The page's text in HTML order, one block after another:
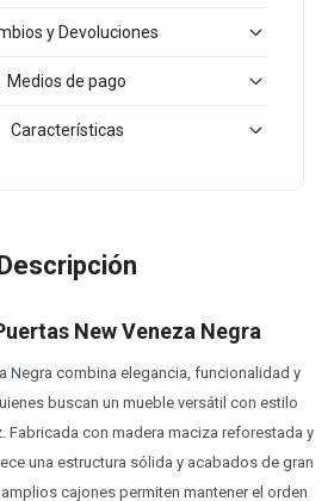
y Devoluciones
Medios de pago
Características
New Veneza Negra
Negra combina elegancia, funcionalidad y
buscan un mueble versátil con estilo
Fabricada con madera maciza reforestada y
una estructura sólida y acabados de gran
cajones permiten mantener el orden